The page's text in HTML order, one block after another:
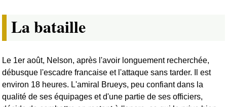
La bataille
Le 1er août, Nelson, après l'avoir longuement recherchée,
débusque l'escadre francaise et l'attaque sans tarder. Il est
environ 18 heures. L'amiral Brueys, peu confiant dans la
qualité de ses équipages et d'une partie de ses officiers,